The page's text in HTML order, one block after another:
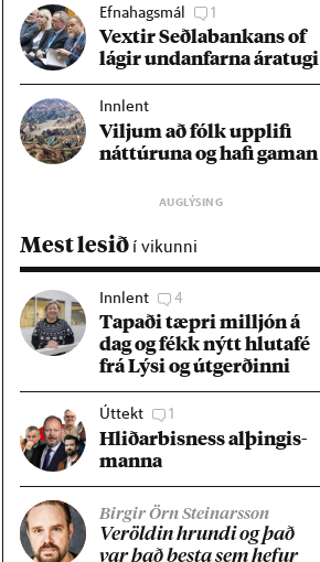
Efnahagsmál 1
Vext­ir Seðla­bank­ans of
lág­ir und­an­farna ára­tugi
Innlent
Vilj­um að fólk upp­lifi
nátt­úr­una og hafi gam­an
Mest lesið í vikunni
Innlent 4
Tap­aði tæpri millj­ón á
dag og fékk nýtt hluta­fé
frá Lýsi og út­gerð­inni
Úttekt 1
Hlið­ar­bis­ness al­þing­is­
manna
Birgir Örn Steinarsson
Ver­öld­in hrundi og það
var það besta sem hef­ur